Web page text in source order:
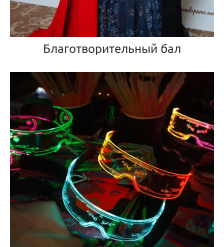
Благотворительный бал